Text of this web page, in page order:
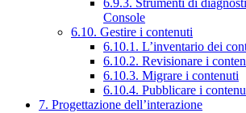
Console
6.10. Gestire i contenuti
6.10.1. L’inventario dei
6.10.2. Revisionare i
6.10.3. Migrare i contenuti
6.10.4. Pubblicare i
7. Progettazione dell’interazione